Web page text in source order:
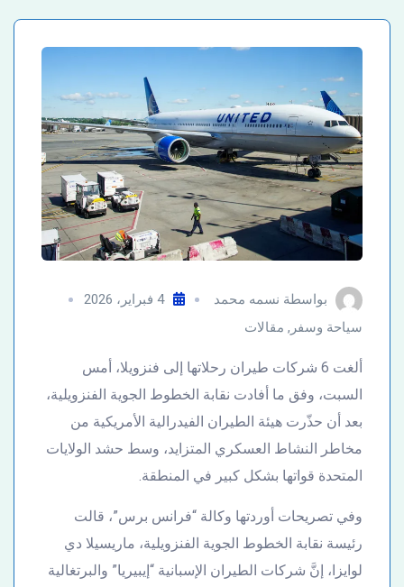
بواسطة نسمه محمد
4 فبراير، 2026
سياحة وسفر , مقالات
ألغت 6 شركات طيران رحلاتها إلى فنزويلا، أمس
السبت، وفق ما أفادت نقابة الخطوط الجوية الفنزويلية،
بعد أن حذّرت هيئة الطيران الفيدرالية الأمريكية من
مخاطر النشاط العسكري المتزايد، وسط حشد الولايات
المتحدة قواتها بشكل كبير في المنطقة.
وفي تصريحات أوردتها وكالة “فرانس برس”، قالت
رئيسة نقابة الخطوط الجوية الفنزويلية، ماريسيلا دي
لوايزا، إنَّ شركات الطيران الإسبانية “إيبيريا” والبرتغالية